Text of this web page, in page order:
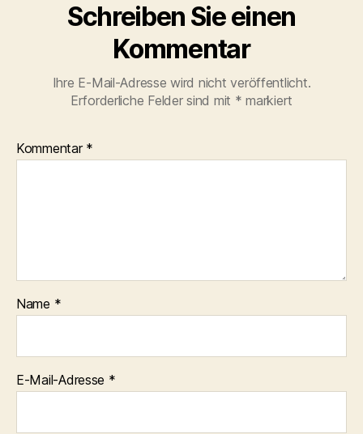
Schreiben Sie einen
Kommentar
Ihre E-Mail-Adresse wird nicht veröffentlicht.
Erforderliche Felder sind mit * markiert
Kommentar *
Name *
E-Mail-Adresse *